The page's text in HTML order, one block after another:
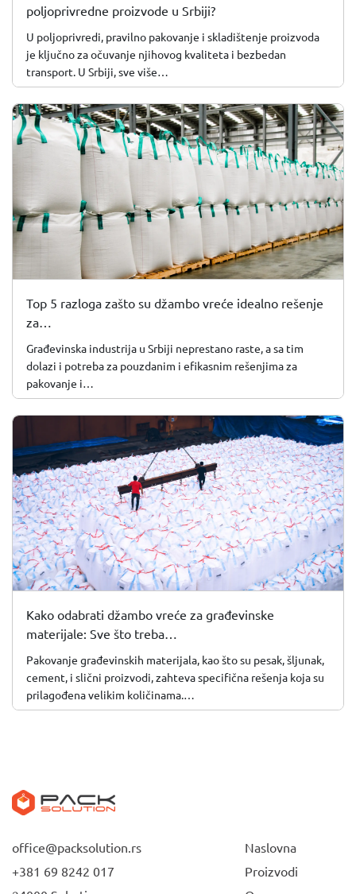
poljoprivredne proizvode u Srbiji?
U poljoprivredi, pravilno pakovanje i skladištenje proizvoda
je ključno za očuvanje njihovog kvaliteta i bezbedan
transport. U Srbiji, sve više…
Top 5 razloga zašto su džambo vreće idealno rešenje
za…
Građevinska industrija u Srbiji neprestano raste, a sa tim
dolazi i potreba za pouzdanim i efikasnim rešenjima za
pakovanje i…
Kako odabrati džambo vreće za građevinske
materijale: Sve što treba…
Pakovanje građevinskih materijala, kao što su pesak, šljunak,
cement, i slični proizvodi, zahteva specifična rešenja koja su
prilagođena velikim količinama.…
office@packsolution.rs
+381 69 8242 017
Naslovna
Proizvodi